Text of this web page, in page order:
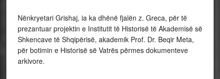
Nënkryetari Grishaj, ia ka dhënë fjalën z. Greca, për të
prezantuar projektin e Institutit të Historisë të Akademisë së
Shkencave të Shqipërisë, akademik Prof. Dr. Beqir Meta,
për botimin e Historisë së Vatrës përmes dokumenteve
arkivore.